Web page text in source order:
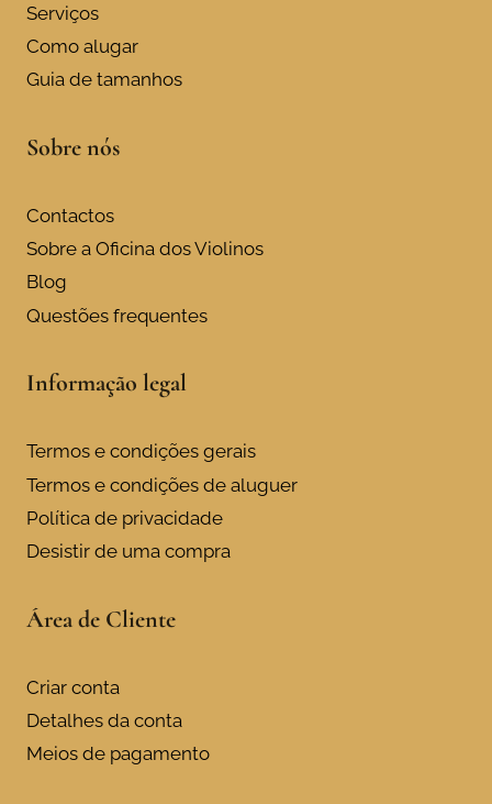
Serviços
Como alugar
Guia de tamanhos
Sobre nós
Contactos
Sobre a Oficina dos Violinos
Blog
Questões frequentes
Informação legal
Termos e condições gerais
Termos e condições de aluguer
Política de privacidade
Desistir de uma compra
Área de Cliente
Criar conta
Detalhes da conta
Meios de pagamento